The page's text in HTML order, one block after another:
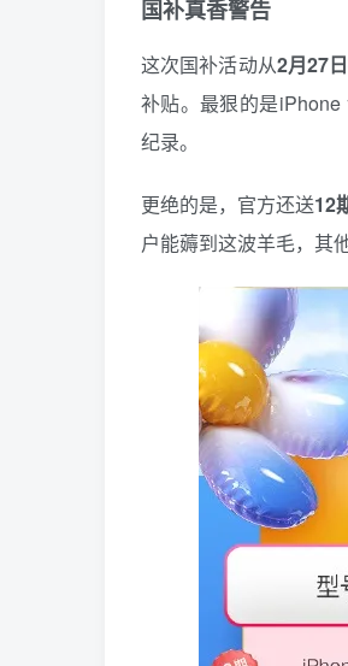
国补真香警告
这次国补活动从2月27
补贴。最狠的是iPhone
纪录。
更绝的是，官方还送12
户能薅到这波羊毛，其